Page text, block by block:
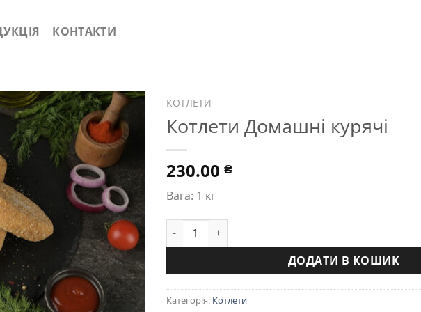
КОНТАКТИ
КОТЛЕТИ
Котлети Домашні курячі
230.00 ₴
Вага: 1 кг
Котлети Домашні курячі кількість
ДОДАТИ В КОШИК
Категорія: Котлети